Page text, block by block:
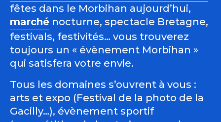
fêtes dans le Morbihan aujourd’hui,
marché nocturne, spectacle Bretagne,
festivals, festivités… vous trouverez
toujours un « évènement Morbihan »
qui satisfera votre envie.
Tous les domaines s’ouvrent à vous :
arts et expo (Festival de la photo de la
Gacilly…), évènement sportif